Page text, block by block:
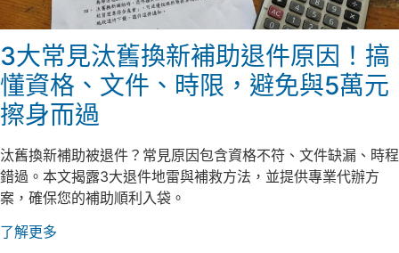
3大常見汰舊換新補助退件原因！搞
懂資格、文件、時限，避免與5萬元
擦身而過
汰舊換新補助被退件？常見原因包含資格不符、文件缺漏、時程
錯過。本文揭露3大退件地雷與補救方法，並提供專業代辦方
案，確保您的補助順利入袋。
了解更多